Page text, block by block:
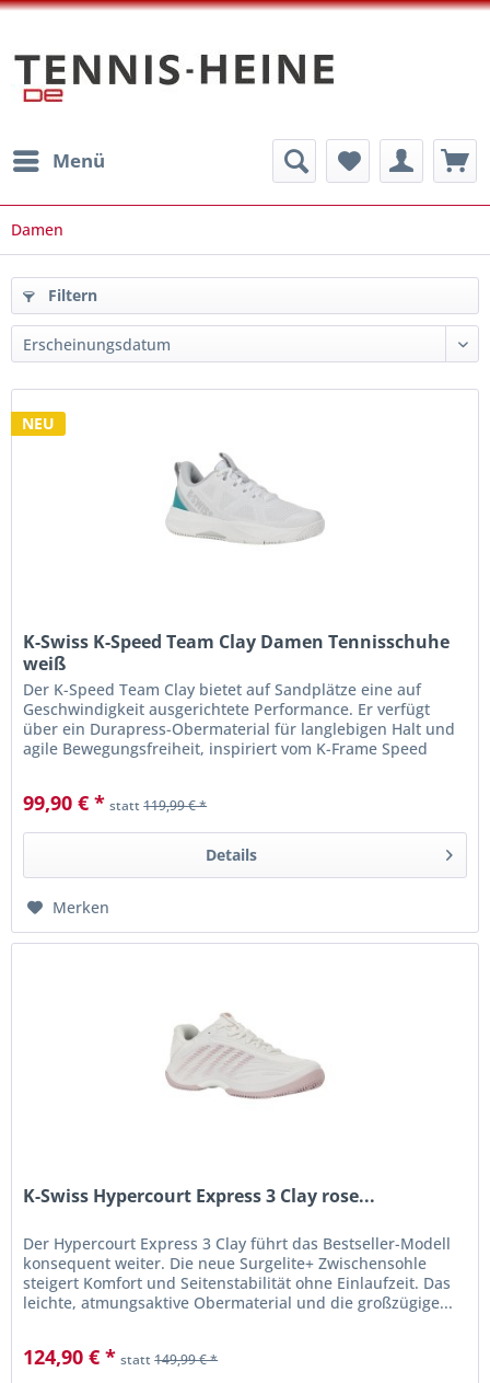
Menü
Damen
Filtern
NEU
K-Swiss K-Speed Team Clay Damen Tennisschuhe
weiß
Der K-Speed ​​Team Clay bietet auf Sandplätze eine auf
Geschwindigkeit ausgerichtete Performance. Er verfügt
über ein Durapress-Obermaterial für langlebigen Halt und
agile Bewegungsfreiheit, inspiriert vom K-Frame Speed ​​
99,90 € * statt119,99 € *
Details
Merken
K-Swiss Hypercourt Express 3 Clay rose...
Der Hypercourt Express 3 Clay führt das Bestseller-Modell
konsequent weiter. Die neue Surgelite+ Zwischensohle
steigert Komfort und Seitenstabilität ohne Einlaufzeit. Das
leichte, atmungsaktive Obermaterial und die großzügige...
124,90 € * statt149,99 € *